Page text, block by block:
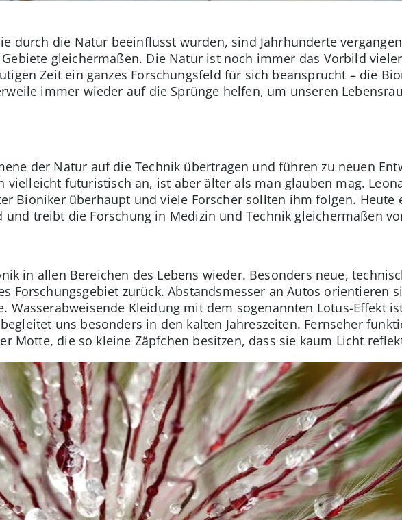
durch die Natur beeinflusst wurden, sind Jahrhunderte
gleichermaßen. Die Natur ist noch immer das Vorbild
Zeit ein ganzes Forschungsfeld für sich beansprucht – die
immer wieder auf die Sprünge helfen, um unseren
der Natur auf die Technik übertragen und führen zu neuen
vielleicht futuristisch an, ist aber älter als man glauben mag.
Bioniker überhaupt und viele Forscher sollten ihm folgen. Heute
treibt die Forschung in Medizin und Technik gleichermaßen
in allen Bereichen des Lebens wieder. Besonders neue,
Forschungsgebiet zurück. Abstandsmesser an Autos orientieren
Wasserabweisende Kleidung mit dem sogenannten Lotus-Effekt
uns besonders in den kalten Jahreszeiten. Fernseher
Motte, die so kleine Zäpfchen besitzen, dass sie kaum Licht